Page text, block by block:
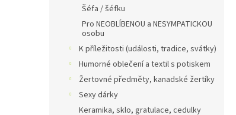
Šéfa / šéfku
Pro NEOBLÍBENOU a NESYMPATICKOU
osobu
K příležitosti (události, tradice, svátky)
Humorné oblečení a textil s potiskem
Žertovné předměty, kanadské žertíky
Sexy dárky
Keramika, sklo, gratulace, cedulky